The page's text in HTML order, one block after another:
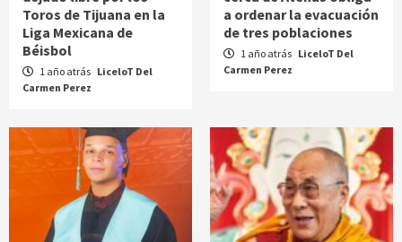
Toros de Tijuana en la
Liga Mexicana de
Béisbol
1 año atrás LiceloT Del
Carmen Perez
a ordenar la evacuación
de tres poblaciones
1 año atrás LiceloT Del
Carmen Perez